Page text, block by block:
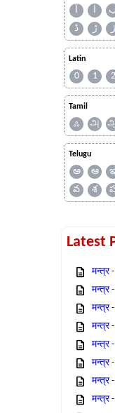
آ ا
ڈ
ڑ ژ
Latin
0 1 2
Tamil
ஃ அ
Telugu
అ ఆ ఇ
వ
శ
Latest
मन्त्र
मन्त्र
मन्त्र
मन्त्र
मन्त्र
मन्त्र
मन्त्र
मन्त्र